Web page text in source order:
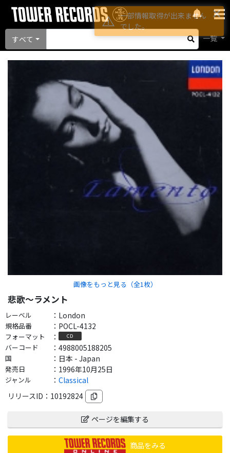
×
一部情報取得が出来ません
でした。
すべて
一覧
画像をもっと見る（全1 枚）
悲歌～ラメント
レーベル ： London
規格品番 ： POCL-4132
フォーマット ： CD
バーコード ： 4988005188205
国 ： 日本 - Japan
発売日 ： 1996年10月25日
ジャンル ： Classical
リリースID： 10192824
ページを編集する
商品をみる